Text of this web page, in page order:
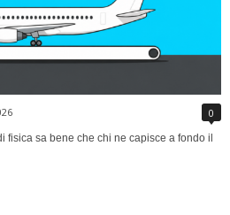
0
fisica sa bene che chi ne capisce a fondo il